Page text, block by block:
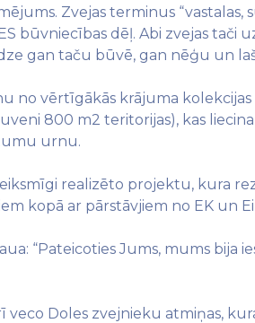
Zvejas terminus “vastalas,
būvniecības dēļ. Abi zvejas tači
gan taču būvē, gan nēģu un
no vērtīgākās krājuma
800 m2 teritorijas), kas
urnu.
realizēto projektu, kura
kopā ar pārstāvjiem no EK un
“Pateicoties Jums, mums
veco Doles zvejnieku atmiņas,